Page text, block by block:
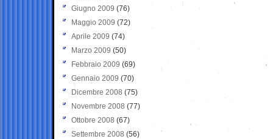
Giugno 2009 (76)
Maggio 2009 (72)
Aprile 2009 (74)
Marzo 2009 (50)
Febbraio 2009 (69)
Gennaio 2009 (70)
Dicembre 2008 (75)
Novembre 2008 (77)
Ottobre 2008 (67)
Settembre 2008 (56)